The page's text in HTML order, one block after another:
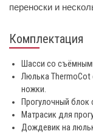
переноски и
Комплектация
Шасси со
Люлька
ножки.
Прогулочный
Матрасик для
Дождевик на